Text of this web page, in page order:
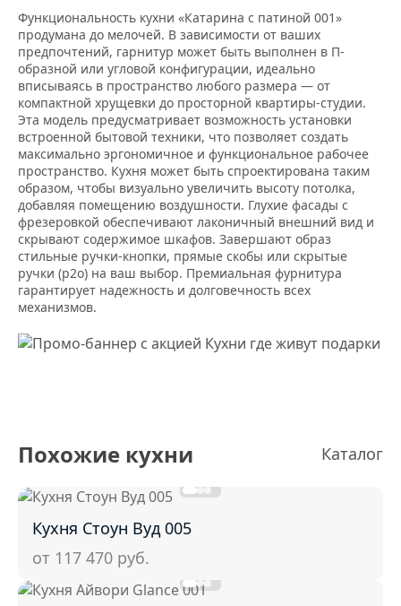
Функциональность кухни «Катарина с патиной 001»
продумана до мелочей. В зависимости от ваших
предпочтений, гарнитур может быть выполнен в П-
образной или угловой конфигурации, идеально
вписываясь в пространство любого размера — от
компактной хрущевки до просторной квартиры-студии.
Эта модель предусматривает возможность установки
встроенной бытовой техники, что позволяет создать
максимально эргономичное и функциональное рабочее
пространство. Кухня может быть спроектирована таким
образом, чтобы визуально увеличить высоту потолка,
добавляя помещению воздушности. Глухие фасады с
фрезеровкой обеспечивают лаконичный внешний вид и
скрывают содержимое шкафов. Завершают образ
стильные ручки-кнопки, прямые скобы или скрытые
ручки (р2о) на ваш выбор. Премиальная фурнитура
гарантирует надежность и долговечность всех
механизмов.
Похожие кухни Каталог
Кухня Стоун Вуд 005
от 117 470 руб.